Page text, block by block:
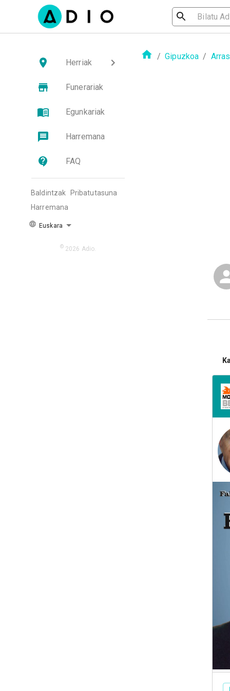
Herriak
Funerariak
Egunkariak
Harremana
FAQ
Baldintzak
Pribatutasuna
Harremana
Euskara
© 2026 Adio.
/ Gipuzkoa /